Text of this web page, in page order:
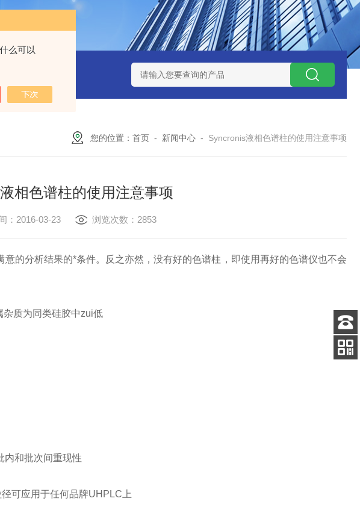
么可以
CHMLAB无黏合剂玻璃微纤维滤纸 Thermo ICP/ICPMS蠕动泵管 PerkinElmer
您的位置： 首页 - 新闻中心 - Syncronis液相色谱柱的使用注意事项
相色谱柱的使用注意事项
：2016-03-23 浏览次数：2853
分析结果的*条件。反之亦然，没有好的色谱柱，即使用再好的色谱仪也不会
质为同类硅胶中zui低
和批次间重现性
可应用于任何品牌UHPLC上
客服
电话